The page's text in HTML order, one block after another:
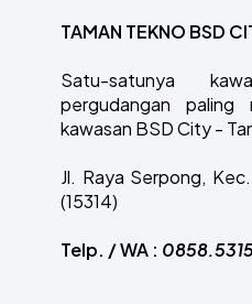
TAMAN TEKNO BSD
Satu-satunya
pergudangan
kawasan BSD City -
Jl. Raya Serpong,
(15314)
Telp. / WA :